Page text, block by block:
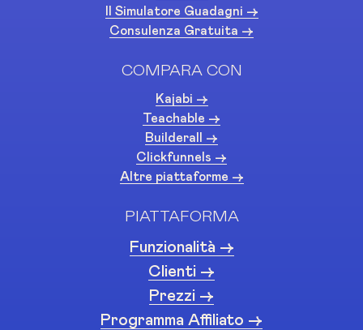
Il Simulatore Guadagni ->
Consulenza Gratuita ->
COMPARA CON
Kajabi ->
Teachable ->
Builderall ->
Clickfunnels ->
Altre piattaforme ->
PIATTAFORMA
Funzionalità ->
Clienti ->
Prezzi ->
Programma Affiliato ->